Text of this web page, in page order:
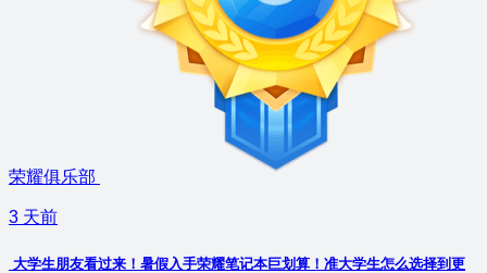
荣耀俱乐部
3 天前
大学生朋友看过来！暑假入手荣耀笔记本巨划算！准大学生怎么选择到更